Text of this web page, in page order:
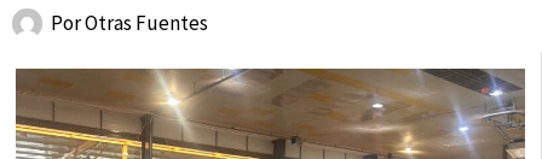
PorOtras Fuentes